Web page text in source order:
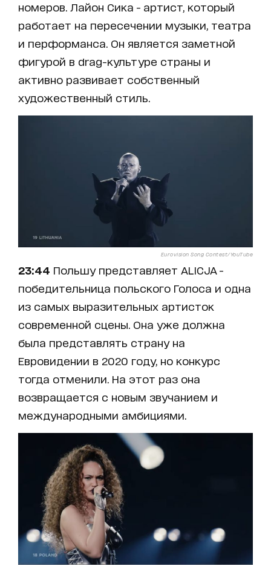
номеров. Лайон Сика - артист, который
работает на пересечении музыки, театра
и перформанса. Он является заметной
фигурой в drag-культуре страны и
активно развивает собственный
художественный стиль.
Eurovision Song Contest/YouTube
23:44 Польшу представляет ALICJA -
победительница польского Голоса и одна
из самых выразительных артисток
современной сцены. Она уже должна
была представлять страну на
Евровидении в 2020 году, но конкурс
тогда отменили. На этот раз она
возвращается с новым звучанием и
международными амбициями.